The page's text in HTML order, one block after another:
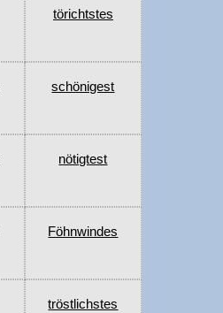
törichtstes
schönigest
nötigtest
Föhnwindes
tröstlichstes